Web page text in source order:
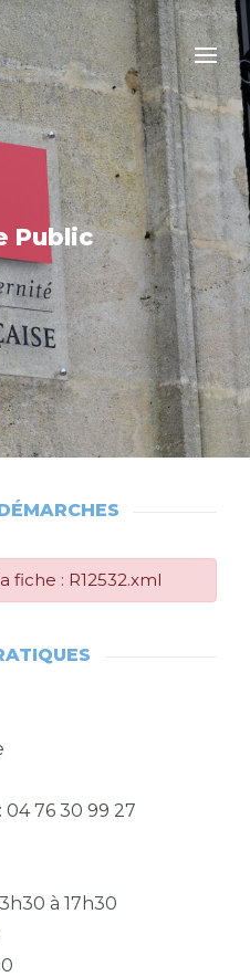
Public
fiche : R12532.xml
04 76 30 99 27
à 17h30